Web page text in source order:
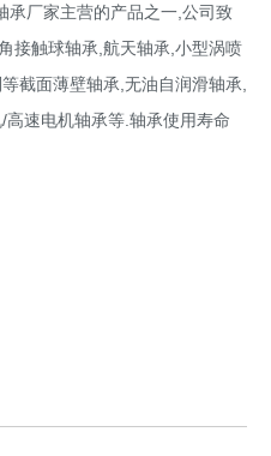
承厂家主营的产品之一,公司致
接触球轴承,航天轴承,小型涡喷
截面薄壁轴承,无油自润滑轴承,
速电机轴承等.轴承使用寿命